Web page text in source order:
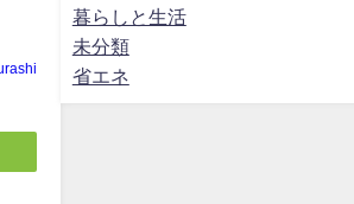
暮らしと生活
未分類
省エネ